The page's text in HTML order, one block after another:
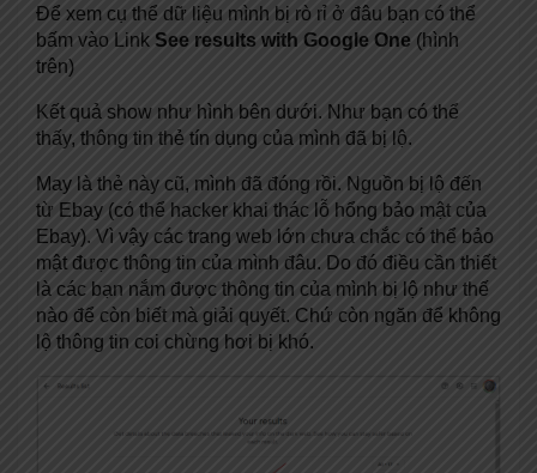
Để xem cụ thể dữ liệu mình bị rò rỉ ở đâu bạn có thể
bấm vào Link See results with Google One (hình
trên)
Kết quả show như hình bên dưới. Như bạn có thể
thấy, thông tin thẻ tín dụng của mình đã bị lộ.
May là thẻ này cũ, mình đã đóng rồi. Nguồn bị lộ đến
từ Ebay (có thể hacker khai thác lỗ hổng bảo mật của
Ebay). Vì vậy các trang web lớn chưa chắc có thể bảo
mật được thông tin của mình đâu. Do đó điều cần thiết
là các bạn nắm được thông tin của mình bị lộ như thế
nào để còn biết mà giải quyết. Chứ còn ngăn để không
lộ thông tin coi chừng hơi bị khó.